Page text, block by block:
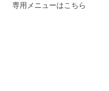
専用メニューはこちら